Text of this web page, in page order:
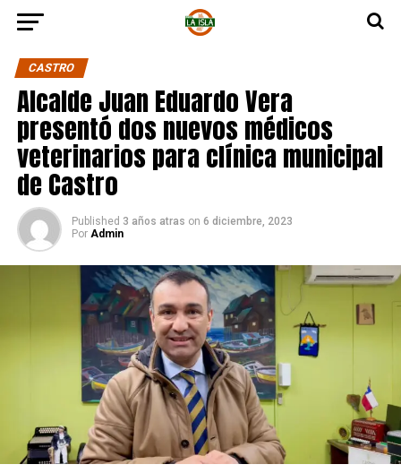
CASTRO
Alcalde Juan Eduardo Vera
presentó dos nuevos médicos
veterinarios para clínica municipal
de Castro
Published 3 años atras on 6 diciembre, 2023
Por Admin